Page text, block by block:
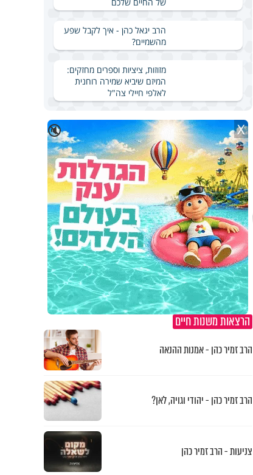
הרב יגאל כהן - איך לקבל שפע
מהשמיים?
מזוזות, ציציות וספרים מחזקים:
המיזם שיביא שמירה רוחנית
לאלפי חיילי צה"ל
🔇 X
הרצאות משנות חיים
הרב זמיר כהן - אמנות ההנאה
הרב זמיר כהן - יהודי וגויה, לאן?
צניעות - הרב זמיר כהן